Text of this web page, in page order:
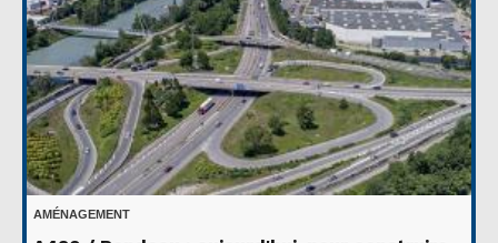
AMÉNAGEMENT